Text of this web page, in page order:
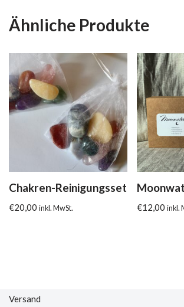
Ähnliche Produkte
Chakren-Reinigungsset
€20,00 inkl. MwSt. €12,00 inkl.
Versand